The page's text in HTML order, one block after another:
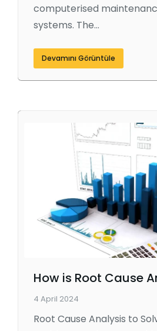
computerised
systems. The…
Devamını Görüntüle
4 April 2024
Root Cause Analysis to